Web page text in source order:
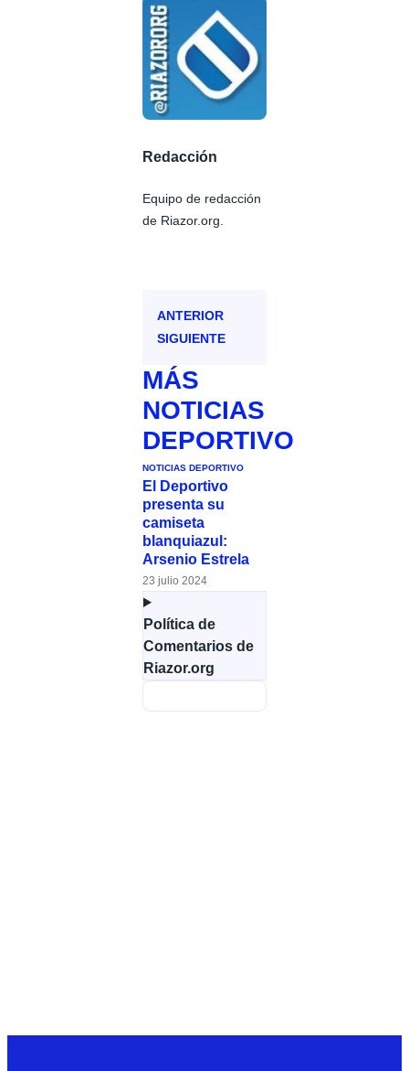
Redacción
Equipo de redacción
de Riazor.org.
ANTERIOR
SIGUIENTE
MÁS
NOTICIAS
DEPORTIVO
NOTICIAS DEPORTIVO
El Deportivo
presenta su
camiseta
blanquiazul:
Arsenio Estrela
23 julio 2024
Política de
Comentarios de
Riazor.org